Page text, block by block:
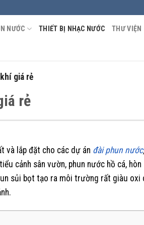
NƯỚC THIẾT BỊ NHẠC NƯỚC THƯ VIỆN
giá rẻ
rẻ
và lắp đặt cho các dự án đài phun nước
cảnh sân vườn, phun nước hồ cá, hòn
sủi bọt tạo ra môi trường rất giàu oxi